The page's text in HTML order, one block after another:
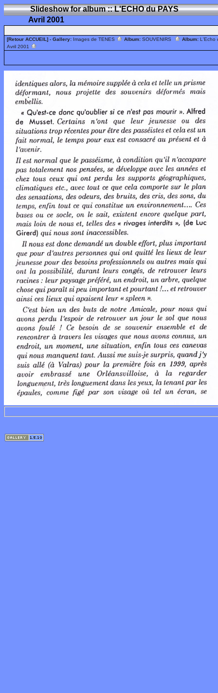
Slideshow for album :: L'ECHO du PAYS
Avril 2001
[Retour ACCUEIL] - Gallery: Images de TENES Album: SOUVENIRS Album: L'Echo
Avril 2001